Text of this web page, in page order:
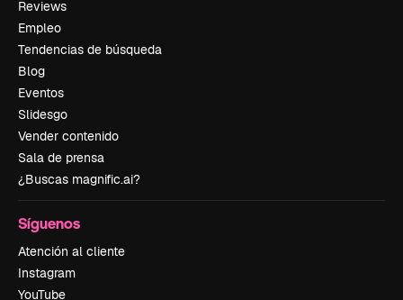
Reviews
Empleo
Tendencias de búsqueda
Blog
Eventos
Slidesgo
Vender contenido
Sala de prensa
¿Buscas magnific.ai?
Síguenos
Atención al cliente
Instagram
YouTube